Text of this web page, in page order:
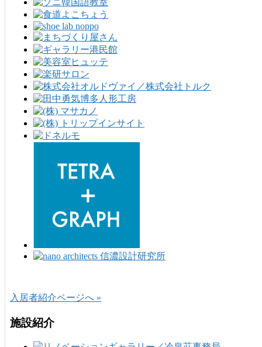
入居者紹介ページへ »
施設紹介